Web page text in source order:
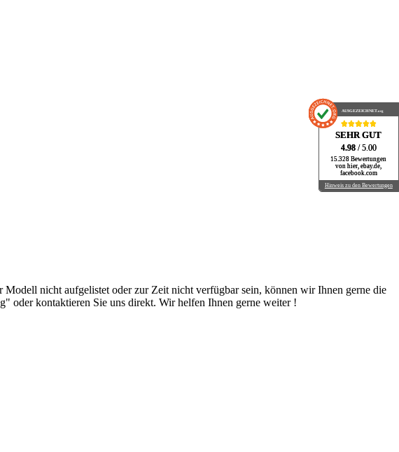
nicht aufgelistet oder zur Zeit nicht verfügbar sein, können wir Ihnen gerne die
oder kontaktieren Sie uns direkt. Wir helfen Ihnen gerne weiter !
AUSGEZEICHNET.org
SEHR GUT
4.98 / 5.00
15.328 Bewertungen
von hier, ebay.de,
facebook.com
Hinweis zu den Bewertungen
AUSGEZEICHNET.org
SEHR GUT
4.98 / 5.00
15.328 Bewertungen
von hier, ebay.de,
facebook.com
Hinweis zu den Bewertungen